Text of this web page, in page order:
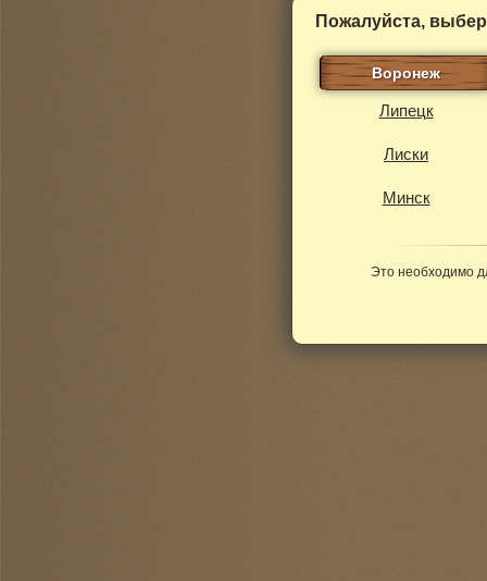
Пожалуйста,
Воронеж
Липецк
Лиски
Минск
Это необходимо